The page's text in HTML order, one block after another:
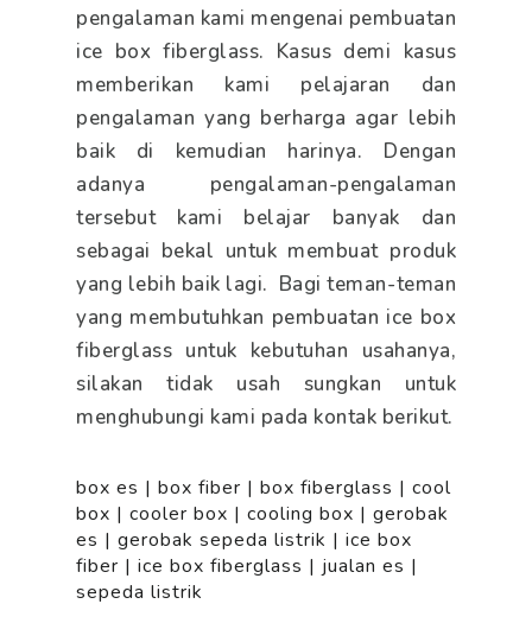
pengalaman kami mengenai pembuatan
ice box fiberglass. Kasus demi kasus
memberikan kami pelajaran dan
pengalaman yang berharga agar lebih
baik di kemudian harinya. Dengan
adanya pengalaman-pengalaman
tersebut kami belajar banyak dan
sebagai bekal untuk membuat produk
yang lebih baik lagi. Bagi teman-teman
yang membutuhkan pembuatan ice box
fiberglass untuk kebutuhan usahanya,
silakan tidak usah sungkan untuk
menghubungi kami pada kontak berikut.
box es | box fiber | box fiberglass | cool
box | cooler box | cooling box | gerobak
es | gerobak sepeda listrik | ice box
fiber | ice box fiberglass | jualan es |
sepeda listrik